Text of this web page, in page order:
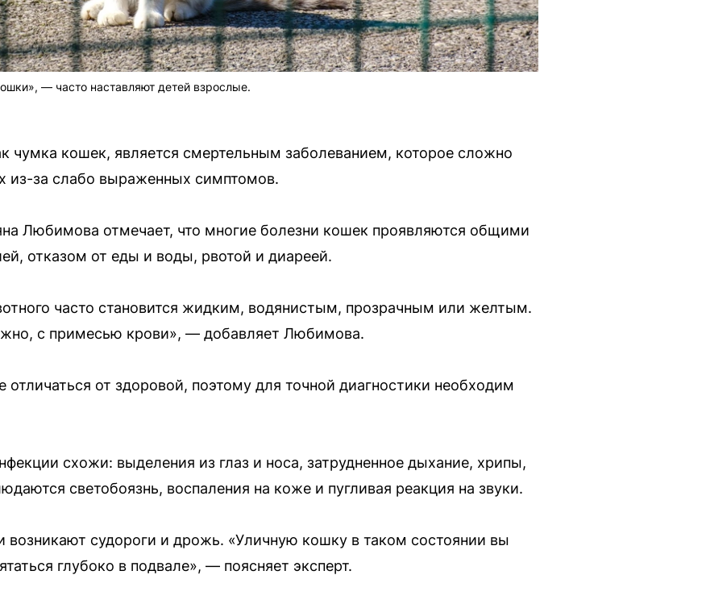
— часто наставляют детей взрослые.
чумка кошек, является смертельным заболеванием, которое сложно
из-за слабо выраженных симптомов.
Любимова отмечает, что многие болезни кошек проявляются общими
отказом от еды и воды, рвотой и диареей.
часто становится жидким, водянистым, прозрачным или желтым.
с примесью крови», — добавляет Любимова.
от здоровой, поэтому для точной диагностики необходим
схожи: выделения из глаз и носа, затрудненное дыхание, хрипы,
светобоязнь, воспаления на коже и пугливая реакция на звуки.
возникают судороги и дрожь. «Уличную кошку в таком состоянии вы
глубоко в подвале», — поясняет эксперт.